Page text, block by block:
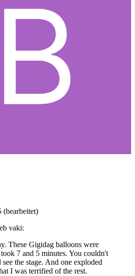
(bearbeitet)
vaki:
These Gigidag balloons were
7 and 5 minutes. You couldn't
the stage. And one exploded
I was terrified of the rest.